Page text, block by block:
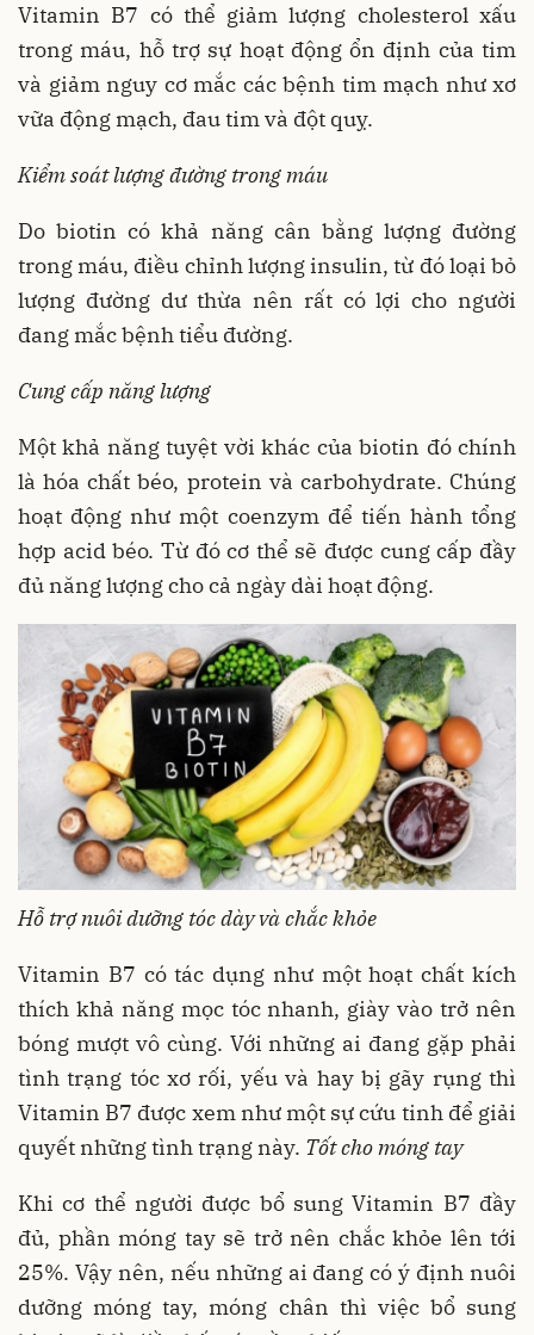
Vitamin B7 có thể giảm lượng cholesterol xấu
trong máu, hỗ trợ sự hoạt động ổn định của tim
và giảm nguy cơ mắc các bệnh tim mạch như xơ
vữa động mạch, đau tim và đột quỵ.
Kiểm soát lượng đường trong máu
Do biotin có khả năng cân bằng lượng đường
trong máu, điều chỉnh lượng insulin, từ đó loại bỏ
lượng đường dư thừa nên rất có lợi cho người
đang mắc bệnh tiểu đường.
Cung cấp năng lượng
Một khả năng tuyệt vời khác của biotin đó chính
là hóa chất béo, protein và carbohydrate. Chúng
hoạt động như một coenzym để tiến hành tổng
hợp acid béo. Từ đó cơ thể sẽ được cung cấp đầy
đủ năng lượng cho cả ngày dài hoạt động.
Hỗ trợ nuôi dưỡng tóc dày và chắc khỏe
Vitamin B7 có tác dụng như một hoạt chất kích
thích khả năng mọc tóc nhanh, giày vào trở nên
bóng mượt vô cùng. Với những ai đang gặp phải
tình trạng tóc xơ rối, yếu và hay bị gãy rụng thì
Vitamin B7 được xem như một sự cứu tinh để giải
quyết những tình trạng này. Tốt cho móng tay
Khi cơ thể người được bổ sung Vitamin B7 đầy
đủ, phần móng tay sẽ trở nên chắc khỏe lên tới
25%. Vậy nên, nếu những ai đang có ý định nuôi
dưỡng móng tay, móng chân thì việc bổ sung